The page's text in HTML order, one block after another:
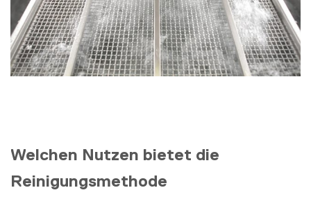
Welchen Nutzen bietet die
Reinigungsmethode